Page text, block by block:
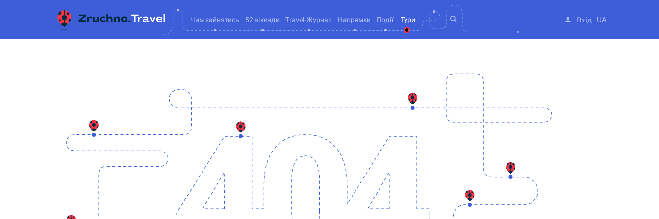
Чим зайнятись 52 вікенди Travel-Журнал Напрямки Події Тури Вхід UA